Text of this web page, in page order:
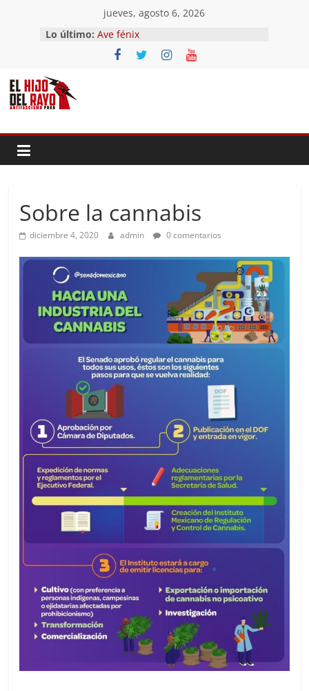
contenido
jueves, agosto 6, 2026
Lo último: Ave fénix
¿Dios no existe?
First Time
Sobre la cannabis
diciembre 4, 2020 admin 0 comentarios